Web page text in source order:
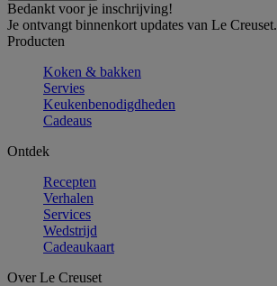
Bedankt voor je inschrijving!
Je ontvangt binnenkort updates van Le Creuset.
Producten
Koken & bakken
Servies
Keukenbenodigdheden
Cadeaus
Ontdek
Recepten
Verhalen
Services
Wedstrijd
Cadeaukaart
Over Le Creuset